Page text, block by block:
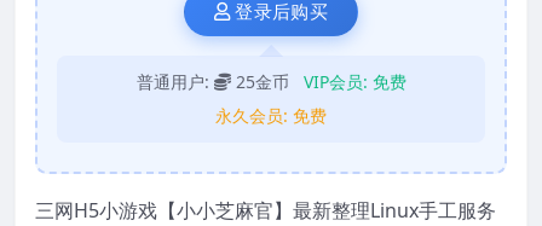
登录后购买
普通用户: 25金币 VIP会员: 免费
永久会员: 免费
三网H5小游戏【小小芝麻官】最新整理Linux手工服务